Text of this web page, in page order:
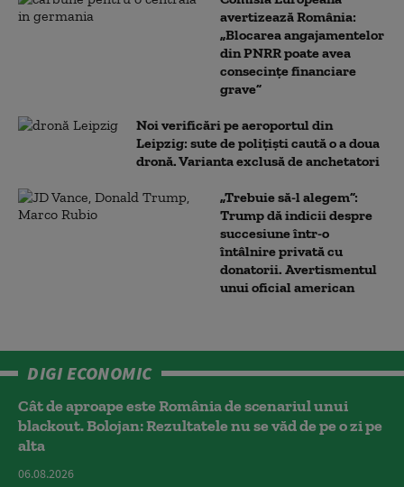
avertizează România:
„Blocarea angajamentelor
din PNRR poate avea
consecințe financiare
grave”
Noi verificări pe aeroportul din
Leipzig: sute de polițiști caută o a doua
dronă. Varianta exclusă de anchetatori
„Trebuie să-l alegem”:
Trump dă indicii despre
succesiune într-o
întâlnire privată cu
donatorii. Avertismentul
unui oficial american
DIGI ECONOMIC
Cât de aproape este România de scenariul unui
blackout. Bolojan: Rezultatele nu se văd de pe o zi pe
alta
06.08.2026